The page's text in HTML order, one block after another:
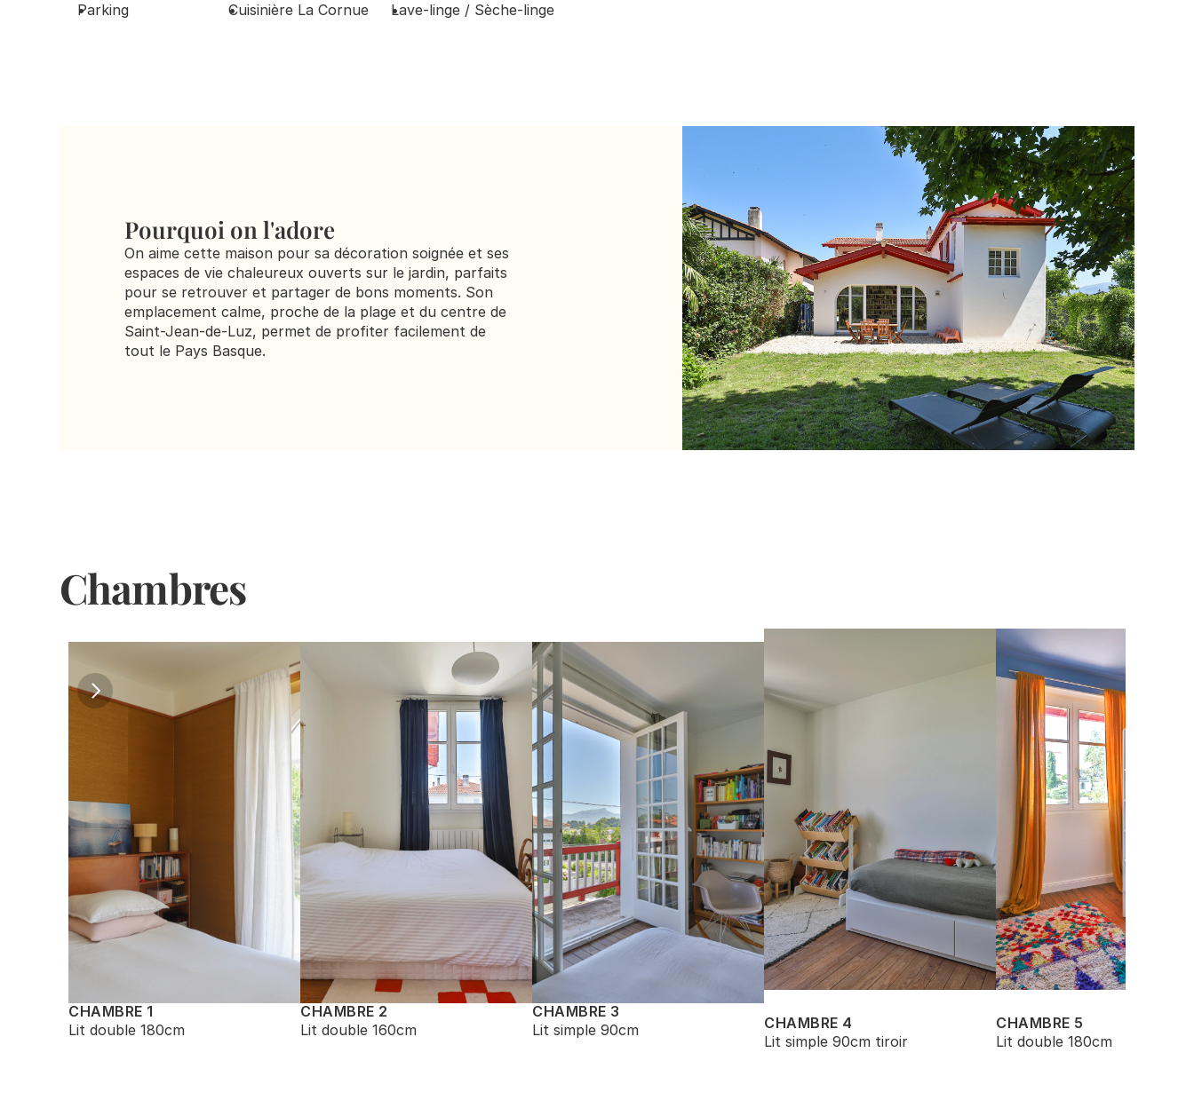
Parking
Cuisinière La Cornue
Lave-linge / Sèche-linge
Pourquoi on l'adore
On aime cette maison pour sa décoration soignée et ses
espaces de vie chaleureux ouverts sur le jardin, parfaits
pour se retrouver et partager de bons moments. Son
emplacement calme, proche de la plage et du centre de
Saint-Jean-de-Luz, permet de profiter facilement de
tout le Pays Basque.
Chambres
CHAMBRE 1
Lit double 180cm
CHAMBRE 2
Lit double 160cm
CHAMBRE 3
Lit simple 90cm
CHAMBRE 4
Lit simple 90cm tiroir
CHAMBRE 5
Lit double 180cm